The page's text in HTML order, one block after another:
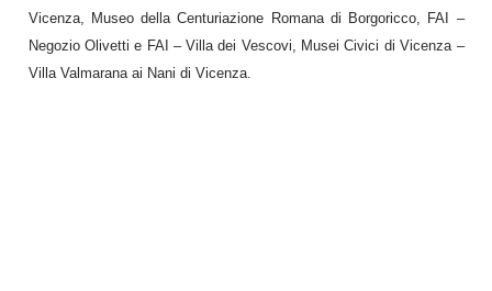
Vicenza, Museo della Centuriazione Romana di Borgoricco, FAI –
Negozio Olivetti e FAI – Villa dei Vescovi, Musei Civici di Vicenza –
Villa Valmarana ai Nani di Vicenza.